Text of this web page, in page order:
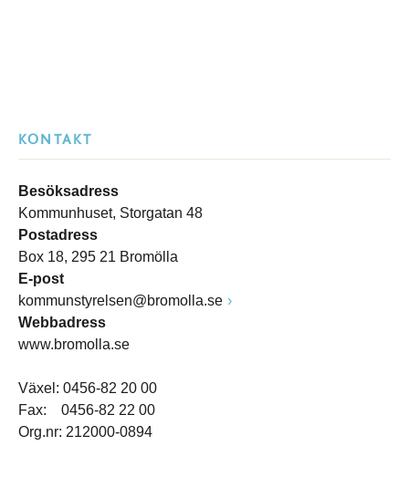
KONTAKT
Besöksadress
Kommunhuset, Storgatan 48
Postadress
Box 18, 295 21 Bromölla
E-post
kommunstyrelsen@bromolla.se
Webbadress
www.bromolla.se
Växel: 0456-82 20 00
Fax: 0456-82 22 00
Org.nr: 212000-0894